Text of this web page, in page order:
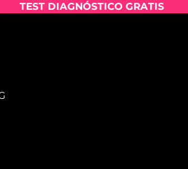
TEST DIAGNÓSTICO GRATIS